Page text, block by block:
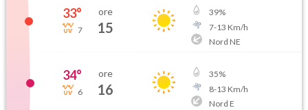
33°
7
ore
15
39%
7-13 Km/h
Nord NE
34°
6
ore
16
35%
8-13 Km/h
Nord E